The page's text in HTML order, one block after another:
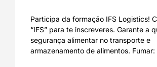
Participa da formação IFS Logistics!
“IFS” para te inscreveres. Garante a
segurança alimentar no transporte e
armazenamento de alimentos.